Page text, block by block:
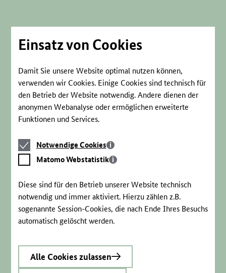
Einsatz von Cookies
Damit Sie unsere Website optimal nutzen können,
verwenden wir Cookies. Einige Cookies sind technisch für
den Betrieb der Website notwendig. Andere dienen der
anonymen Webanalyse oder ermöglichen erweiterte
Funktionen und Services.
Notwendige
Cookies
Notwendige Cookies
Matomo
Webstatistik
Matomo Webstatistik
Diese sind für den Betrieb unserer Website technisch
notwendig und immer aktiviert. Hierzu zählen z.B.
sogenannte Session-Cookies, die nach Ende Ihres Besuchs
automatisch gelöscht werden.
Alle Cookies zulassen